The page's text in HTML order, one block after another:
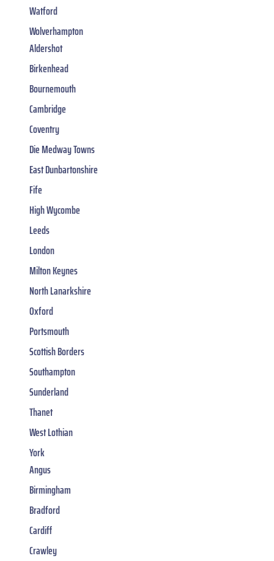
Watford
Wolverhampton
Aldershot
Birkenhead
Bournemouth
Cambridge
Coventry
Die Medway Towns
East Dunbartonshire
Fife
High Wycombe
Leeds
London
Milton Keynes
North Lanarkshire
Oxford
Portsmouth
Scottish Borders
Southampton
Sunderland
Thanet
West Lothian
York
Angus
Birmingham
Bradford
Cardiff
Crawley